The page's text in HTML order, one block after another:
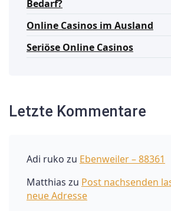
Bedarf?
Online Casinos im Ausland
Seriöse Online Casinos
Letzte Kommentare
Adi ruko zu Ebenweiler – 88361
Matthias zu Post nachsenden
neue Adresse